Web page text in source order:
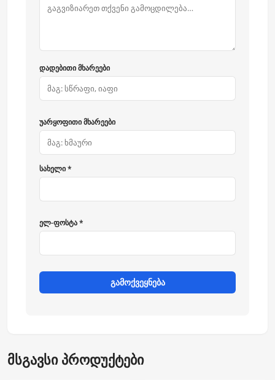
დადებითი მხარეები
უარყოფითი მხარეები
სახელი *
ელ-ფოსტა *
გამოქვეყნება
მსგავსი პროდუქტები